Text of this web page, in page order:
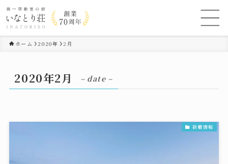
ホーム 2020年 2月
2020年2月 – date –
新着情報